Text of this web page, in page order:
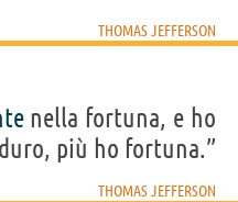
THOMAS JEFFERSON
nella fortuna, e ho
duro, più ho fortuna.”
THOMAS JEFFERSON